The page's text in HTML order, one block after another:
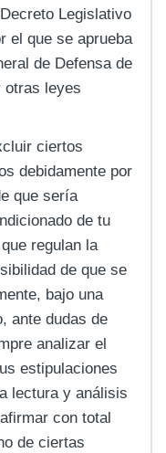
Legislativo
el que se aprueba
de Defensa de
otras leyes
ciertos
debidamente por
que sería
de tu
regulan la
de que se
bajo una
ante dudas de
analizar el
estipulaciones
lectura y análisis
con total
de ciertas